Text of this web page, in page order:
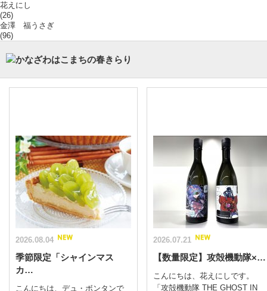
花えにし
(26)
金澤 福うさぎ
(96)
2026.08.04
季節限定「シャインマス
カ…
こんにちは、デュ・ボンタンで
2026.07.21
【数量限定】攻殻機動隊×…
こんにちは、花えにしです。
「攻殻機動隊 THE GHOST IN